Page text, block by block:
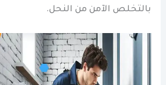
بالتخلص الآمن من النحل.